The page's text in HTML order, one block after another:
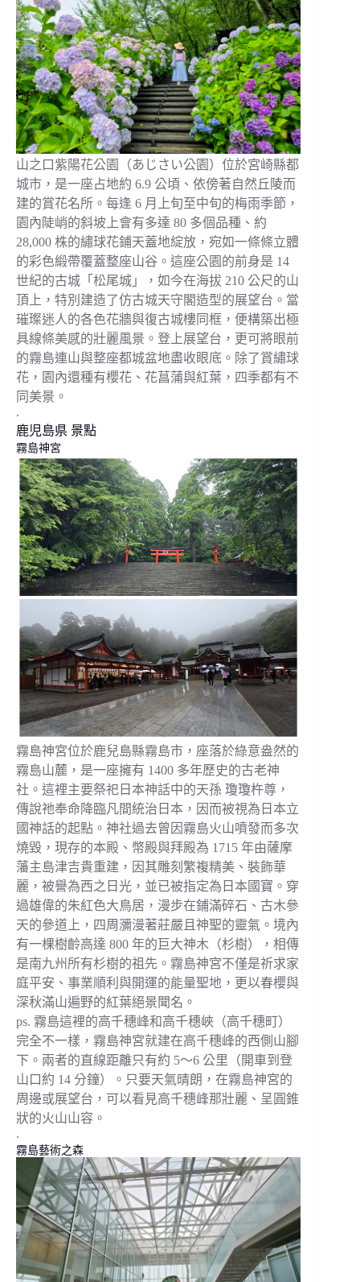
山之口紫陽花公園（あじさい公園）位於宮崎縣都
城市，是一座占地約 6.9 公頃、依傍著自然丘陵而
建的賞花名所。每逢 6 月上旬至中旬的梅雨季節，
園內陡峭的斜坡上會有多達 80 多個品種、約
28,000 株的繡球花鋪天蓋地綻放，宛如一條條立體
的彩色緞帶覆蓋整座山谷。這座公園的前身是 14
世紀的古城「松尾城」，如今在海拔 210 公尺的山
頂上，特別建造了仿古城天守閣造型的展望台。當
璀璨迷人的各色花牆與復古城樓同框，便構築出極
具線條美感的壯麗風景。登上展望台，更可將眼前
的霧島連山與整座都城盆地盡收眼底。除了賞繡球
花，園內還種有櫻花、花菖蒲與紅葉，四季都有不
同美景。
.
鹿児島県 景點
霧島神宮
霧島神宮位於鹿兒島縣霧島市，座落於綠意盎然的
霧島山麓，是一座擁有 1400 多年歷史的古老神
社。這裡主要祭祀日本神話中的天孫 瓊瓊杵尊，
傳說祂奉命降臨凡間統治日本，因而被視為日本立
國神話的起點。神社過去曾因霧島火山噴發而多次
燒毀，現存的本殿、幣殿與拜殿為 1715 年由薩摩
藩主島津吉貴重建，因其雕刻繁複精美、裝飾華
麗，被譽為西之日光，並已被指定為日本國寶。穿
過雄偉的朱紅色大鳥居，漫步在鋪滿碎石、古木參
天的參道上，四周瀰漫著莊嚴且神聖的靈氣。境內
有一棵樹齡高達 800 年的巨大神木（杉樹），相傳
是南九州所有杉樹的祖先。霧島神宮不僅是祈求家
庭平安、事業順利與開運的能量聖地，更以春櫻與
深秋滿山遍野的紅葉絕景聞名。
ps. 霧島這裡的高千穗峰和高千穗峽（高千穗町）
完全不一樣，霧島神宮就建在高千穗峰的西側山腳
下。兩者的直線距離只有約 5～6 公里（開車到登
山口約 14 分鐘）。只要天氣晴朗，在霧島神宮的
周邊或展望台，可以看見高千穗峰那壯麗、呈圓錐
狀的火山山容。
.
霧島藝術之森